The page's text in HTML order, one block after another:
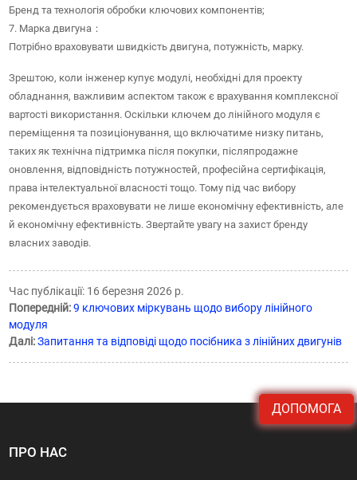
ДОПОМОГА
Бренд та технологія обробки ключових компонентів;
7. Марка двигуна：
Потрібно враховувати швидкість двигуна, потужність, марку.
Зрештою, коли інженер купує модулі, необхідні для проекту
обладнання, важливим аспектом також є врахування комплексної
вартості використання. Оскільки ключем до лінійного модуля є
переміщення та позиціонування, що включатиме низку питань,
таких як технічна підтримка після покупки, післяпродажне
оновлення, відповідність потужностей, професійна сертифікація,
права інтелектуальної власності тощо. Тому під час вибору
рекомендується враховувати не лише економічну ефективність, але
й економічну ефективність. Звертайте увагу на захист бренду
власних заводів.
Час публікації: 16 березня 2026 р.
Попередній: 9 ключових міркувань щодо вибору лінійного
модуля
Далі: Запитання та відповіді щодо посібника з лінійних двигунів
ПРО НАС